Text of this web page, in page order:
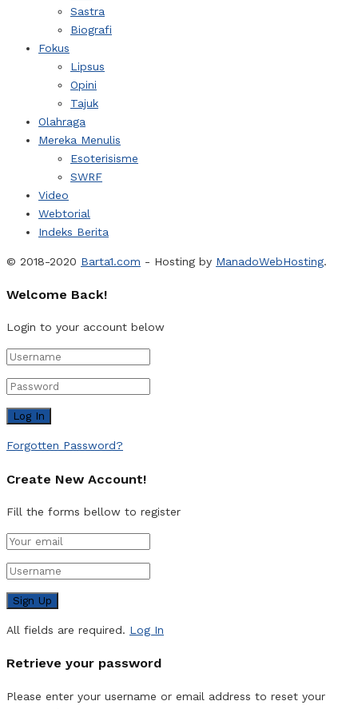
Sastra
Biografi
Fokus
Lipsus
Opini
Tajuk
Olahraga
Mereka Menulis
Esoterisisme
SWRF
Video
Webtorial
Indeks Berita
© 2018-2020 Barta1.com - Hosting by ManadoWebHosting.
Welcome Back!
Login to your account below
Forgotten Password?
Create New Account!
Fill the forms bellow to register
All fields are required. Log In
Retrieve your password
Please enter your username or email address to reset your